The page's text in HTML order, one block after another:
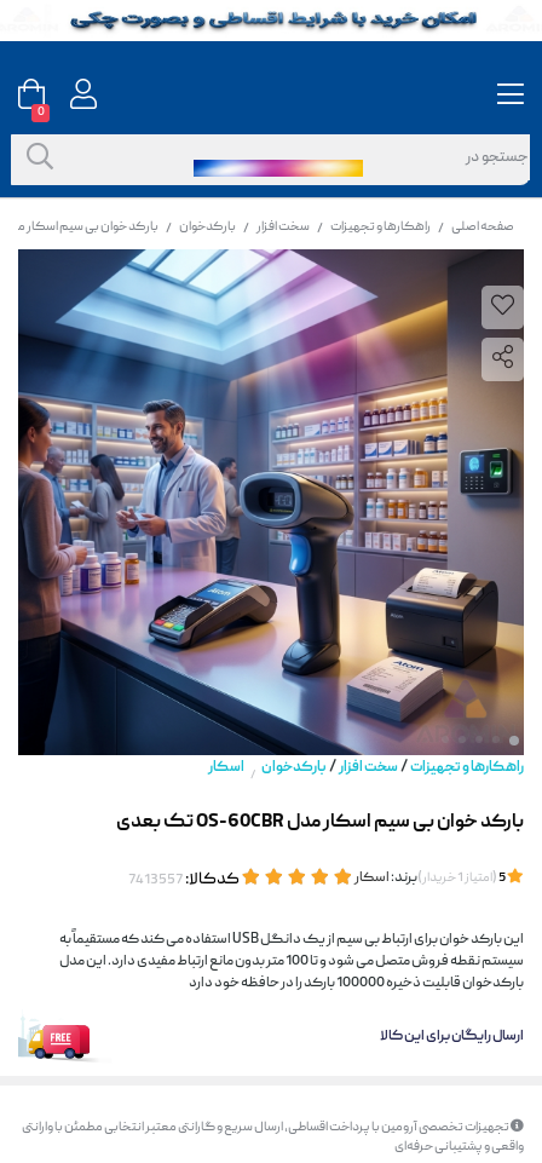
صفحه اصلی / راهکارها و تجهیزات / سخت افزار / بارکدخوان / بارکد خوان بی سیم اسکار مدل OS-60CBR تک بعدی
راهکارها و تجهیزات/سخت افزار/بارکدخوان / اسکار
بارکد خوان بی سیم اسکار مدل OS-60CBR تک بعدی
(امتیاز1خریدار)برند:اسکار کدکالا:
این بارکد خوان برای ارتباط بی سیم از یک دانگل USB استفاده می کند که مستقیماً به
سیستم نقطه فروش متصل می شود و تا 100 متر بدون مانع ارتباط مفیدی دارد. این مدل
بارکدخوان قابلیت ذخیره 100000 بارکد را در حافظه خود دارد
ارسال رایگان برای این کالا
تجهیزات تخصصی آرومین با پرداخت اقساطی، ارسال سریع و گارانتی معتبر انتخابی مطمئن با وارانتی
واقعی و پشتیبانی حرفه‌ای
0